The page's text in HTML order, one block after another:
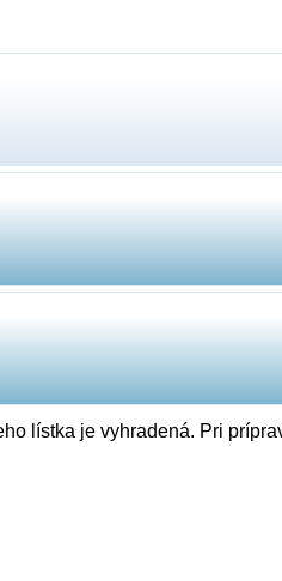
lístka je vyhradená. Pri